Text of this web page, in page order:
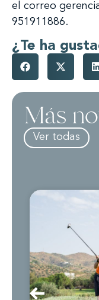
el correo
951911886.
¿Te ha
Más
Ver todas